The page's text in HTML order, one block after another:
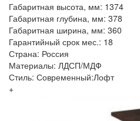
Габаритная высота, мм: 1374
Габаритная глубина, мм: 378
Габаритная ширина, мм: 360
Гарантийный срок мес.: 18
Страна: Россия
Материалы: ЛДСП/МДФ
Стиль: Современный:Лофт
+